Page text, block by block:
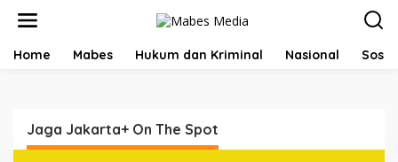
Home Mabes Hukum dan Kriminal Nasional
Jaga Jakarta+ On The Spot